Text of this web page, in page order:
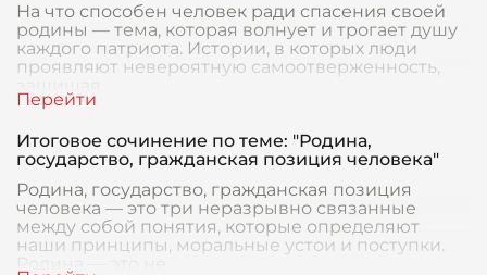
На что способен человек ради спасения своей
родины — тема, которая волнует и трогает душу
каждого патриота. Истории, в которых люди
проявляют невероятную самоотверженность,
Итоговое сочинение по теме: "Родина,
государство, гражданская позиция человека"
Родина, государство, гражданская позиция
человека — это три неразрывно связанные
между собой понятия, которые определяют
наши принципы, моральные устои и поступки.
Родина — это не